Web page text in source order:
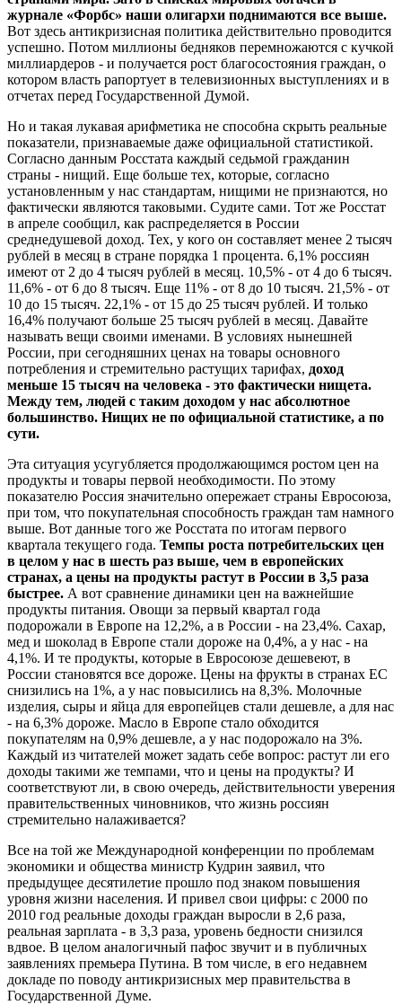
журнале «Форбс» наши олигархи поднимаются все выше.
Вот здесь антикризисная политика действительно проводится
успешно. Потом миллионы бедняков перемножаются с кучкой
миллиардеров - и получается рост благосостояния граждан, о
котором власть рапортует в телевизионных выступлениях и в
отчетах перед Государственной Думой.
Но и такая лукавая арифметика не способна скрыть реальные
показатели, признаваемые даже официальной статистикой.
Согласно данным Росстата каждый седьмой гражданин
страны - нищий. Еще больше тех, которые, согласно
установленным у нас стандартам, нищими не признаются, но
фактически являются таковыми. Судите сами. Тот же Росстат
в апреле сообщил, как распределяется в России
среднедушевой доход. Тех, у кого он составляет менее 2 тысяч
рублей в месяц в стране порядка 1 процента. 6,1% россиян
имеют от 2 до 4 тысяч рублей в месяц. 10,5% - от 4 до 6 тысяч.
11,6% - от 6 до 8 тысяч. Еще 11% - от 8 до 10 тысяч. 21,5% - от
10 до 15 тысяч. 22,1% - от 15 до 25 тысяч рублей. И только
16,4% получают больше 25 тысяч рублей в месяц. Давайте
называть вещи своими именами. В условиях нынешней
России, при сегодняшних ценах на товары основного
потребления и стремительно растущих тарифах, доход
меньше 15 тысяч на человека - это фактически нищета.
Между тем, людей с таким доходом у нас абсолютное
большинство. Нищих не по официальной статистике, а по
сути.
Эта ситуация усугубляется продолжающимся ростом цен на
продукты и товары первой необходимости. По этому
показателю Россия значительно опережает страны Евросоюза,
при том, что покупательная способность граждан там намного
выше. Вот данные того же Росстата по итогам первого
квартала текущего года. Темпы роста потребительских цен
в целом у нас в шесть раз выше, чем в европейских
странах, а цены на продукты растут в России в 3,5 раза
быстрее. А вот сравнение динамики цен на важнейшие
продукты питания. Овощи за первый квартал года
подорожали в Европе на 12,2%, а в России - на 23,4%. Сахар,
мед и шоколад в Европе стали дороже на 0,4%, а у нас - на
4,1%. И те продукты, которые в Евросоюзе дешевеют, в
России становятся все дороже. Цены на фрукты в странах ЕС
снизились на 1%, а у нас повысились на 8,3%. Молочные
изделия, сыры и яйца для европейцев стали дешевле, а для нас
- на 6,3% дороже. Масло в Европе стало обходится
покупателям на 0,9% дешевле, а у нас подорожало на 3%.
Каждый из читателей может задать себе вопрос: растут ли его
доходы такими же темпами, что и цены на продукты? И
соответствуют ли, в свою очередь, действительности уверения
правительственных чиновников, что жизнь россиян
стремительно налаживается?
Все на той же Международной конференции по проблемам
экономики и общества министр Кудрин заявил, что
предыдущее десятилетие прошло под знаком повышения
уровня жизни населения. И привел свои цифры: с 2000 по
2010 год реальные доходы граждан выросли в 2,6 раза,
реальная зарплата - в 3,3 раза, уровень бедности снизился
вдвое. В целом аналогичный пафос звучит и в публичных
заявлениях премьера Путина. В том числе, в его недавнем
докладе по поводу антикризисных мер правительства в
Государственной Думе.